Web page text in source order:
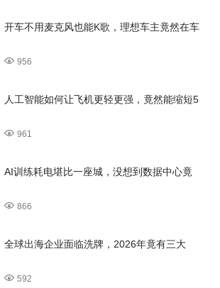
开车不用麦克风也能K歌，理想车主竟然在车
956
人工智能如何让飞机更轻更强，竟然能缩短5
961
AI训练耗电堪比一座城，没想到数据中心竟
866
全球出海企业面临洗牌，2026年竟有三大
592